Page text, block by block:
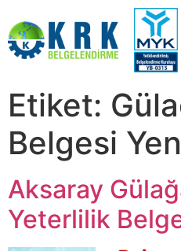
Etiket:
Belgesi
Aksaray
Yeterlilik